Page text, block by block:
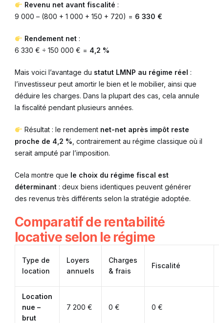
Revenu net avant fiscalité :
9 000 – (800 + 1 000 + 150 + 720) = 6 330 €
Rendement net:
6 330 € ÷ 150 000 € = 4,2 %
Mais voici l’avantage du statut LMNP au régime réel :
l’investisseur peut amortir le bien et le mobilier, ainsi que
déduire les charges. Dans la plupart des cas, cela annule
la fiscalité pendant plusieurs années.
Résultat : le rendement net-net après impôt reste
proche de 4,2 % , contrairement au régime classique où il
serait amputé par l’imposition.
Cela montre que le choix du régime fiscal est
déterminant : deux biens identiques peuvent générer
des revenus très différents selon la stratégie adoptée.
Comparatif de rentabilité
locative selon le régime
Type de
location
Loyers
annuels
Charges
& frais
Fiscalité
Location
nue –
brut
7 200 € 0 € 0 €